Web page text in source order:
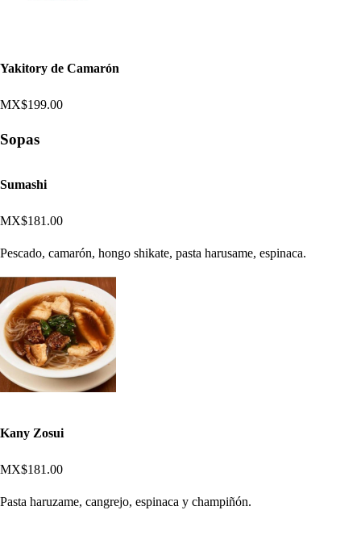
Yakitory de Camarón
MX$199.00
Sopas
Sumashi
MX$181.00
Pescado, camarón, hongo shikate, pasta harusame, espinaca.
Kany Zosui
MX$181.00
Pasta haruzame, cangrejo, espinaca y champiñón.